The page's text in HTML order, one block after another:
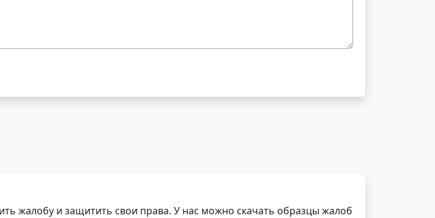
жалобу и защитить свои права. У нас можно скачать образцы жалоб